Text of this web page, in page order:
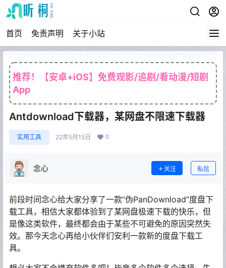
首页 免责声明 关于小站
推荐！【安卓+iOS】免费观影/追剧/看动漫/短剧
App
Antdownload下载器，某网盘不限速下载器
实用工具 22年5月15日 0
念心 关注 私信
前段时间念心给大家分享了一款“伪PanDownload”度盘下
载工具，相信大家都体验到了某网盘极速下载的快乐，但
是像这类软件，最终都会由于某些不可避免的原因突然失
效。那今天念心再给小伙伴们安利一款新的度盘下载工
具。